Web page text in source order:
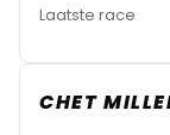
Laatste race
CHET